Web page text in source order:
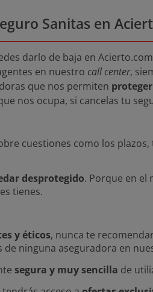
Sanitas en
darlo de baja en
en nuestro call center,
que nos permiten
nos ocupa, si cancelas tu
cuestiones como los
desprotegido. Porque en el
tienes.
y éticos, nunca te
ninguna aseguradora en
segura y muy sencilla de